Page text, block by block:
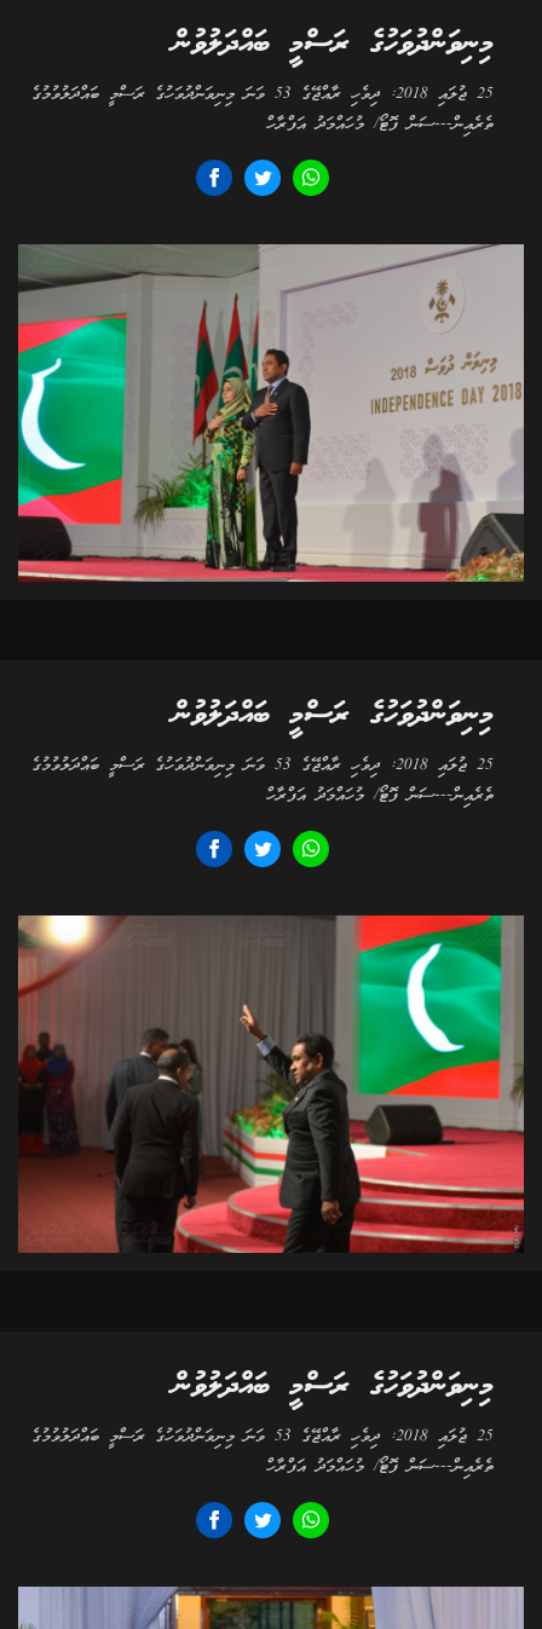
މިނިވަންދުވަހުގެ ރަސްމީ ބައްދަލުވުން
25 ޖުލައި 2018: ދިވެހި ރާއްޖޭގެ 53 ވަނަ މިނިވަންދުވަހުގެ ރަސްމީ ބައްދަލުވުމުގެ
ތެރެއިން---ސަން ފޮޓޯ/ މުހައްމަދު އަފްރާހް
މިނިވަންދުވަހުގެ ރަސްމީ ބައްދަލުވުން
25 ޖުލައި 2018: ދިވެހި ރާއްޖޭގެ 53 ވަނަ މިނިވަންދުވަހުގެ ރަސްމީ ބައްދަލުވުމުގެ
ތެރެއިން---ސަން ފޮޓޯ/ މުހައްމަދު އަފްރާހް
މިނިވަންދުވަހުގެ ރަސްމީ ބައްދަލުވުން
25 ޖުލައި 2018: ދިވެހި ރާއްޖޭގެ 53 ވަނަ މިނިވަންދުވަހުގެ ރަސްމީ ބައްދަލުވުމުގެ
ތެރެއިން---ސަން ފޮޓޯ/ މުހައްމަދު އަފްރާހް